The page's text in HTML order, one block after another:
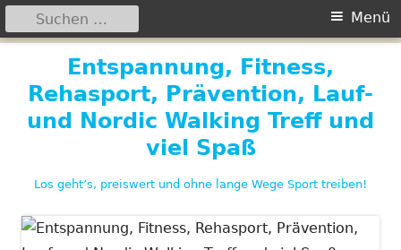
Inhalt
Entspannung, Fitness,
Rehasport, Prävention, Lauf-
und Nordic Walking Treff und
viel Spaß
Los geht’s, preiswert und ohne lange Wege Sport treiben!
Primäres
Menü
Suchen
nach: